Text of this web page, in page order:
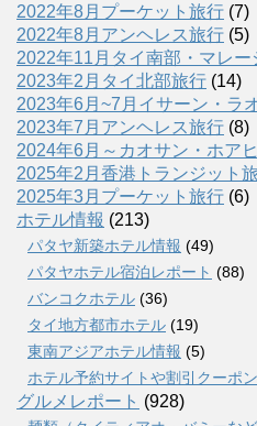
2022年8月プーケット旅行 (7)
2022年8月アンヘレス旅行 (5)
2022年11月タイ南部・マレー
2023年2月タイ北部旅行 (14)
2023年6月~7月イサーン・ラ
2023年7月アンヘレス旅行 (8)
2024年6月～カオサン・ホア
2025年2月香港トランジット旅
2025年3月プーケット旅行 (6)
ホテル情報 (213)
パタヤ新築ホテル情報 (49)
パタヤホテル宿泊レポート (88)
バンコクホテル (36)
タイ地方都市ホテル (19)
東南アジアホテル情報 (5)
ホテル予約サイトや割引クーポン
グルメレポート (928)